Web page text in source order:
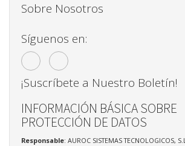
Sobre Nosotros
Síguenos en:
¡Suscríbete a Nuestro Boletín!
INFORMACIÓN BÁSICA SOBRE
PROTECCIÓN DE DATOS
Responsable: AUROC SISTEMAS TECNOLOGICOS, S.L.